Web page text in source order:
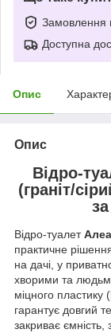
Замовлення
Доступна
Опис
Опис
Відро-
(граніт/
Відро-туалет
практичне
на дачі, у
хворими та
міцного
гарантує довгий
закриває